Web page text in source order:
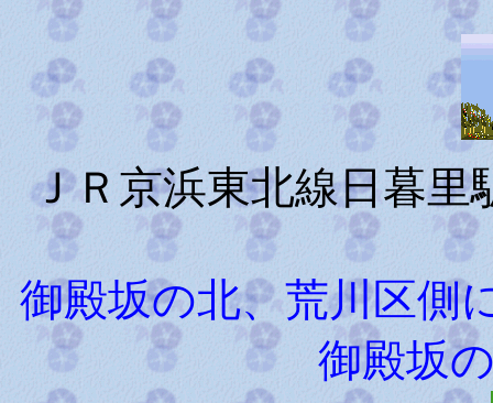
ＪＲ京浜東北線日暮里
御殿坂の北、荒川区側
御殿坂